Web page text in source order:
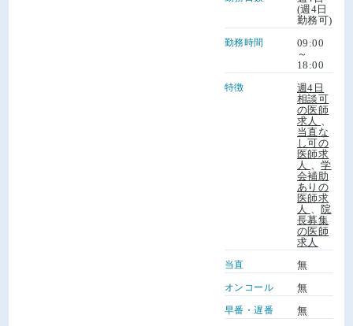
(週4日
勤務可)
勤務時間
09:00
～
18:00
特徴
週4日
相談可
の医師
求人
当直な
し可の
医師求
人
、学
会補助
ありの
医師求
人
院
長募集
の医師
求人
当直 無
オンコール 無
早番・遅番 無